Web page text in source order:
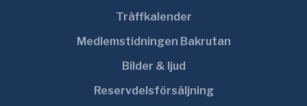
Träffkalender
Medlemstidningen Bakrutan
Bilder & ljud
Reservdelsförsäljning